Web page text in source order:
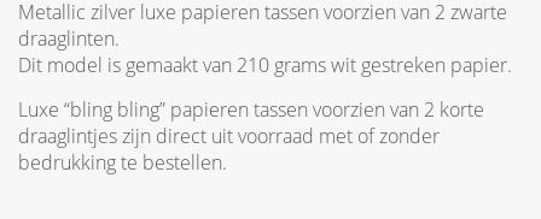
Metallic zilver luxe papieren tassen voorzien van 2 zwarte
draaglinten.
Dit model is gemaakt van 210 grams wit gestreken papier.
Luxe “bling bling” papieren tassen voorzien van 2 korte
draaglintjes zijn direct uit voorraad met of zonder
bedrukking te bestellen.